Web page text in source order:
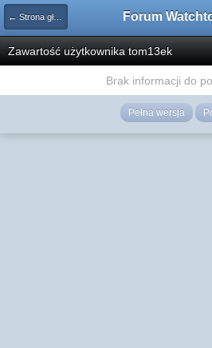
← Strona główna
Zawartość użytkownika tom13ek
Brak informacji do
Pełna wersja